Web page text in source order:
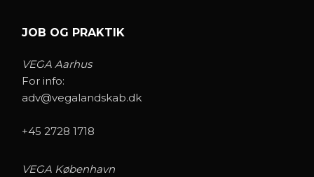
JOB OG PRAKTIK
VEGA Aarhus
For info:
adv@vegalandskab.dk
+45 2728 1718
VEGA København